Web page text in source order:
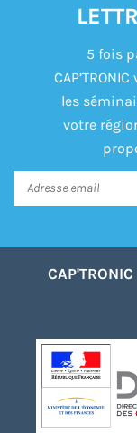
5 fois
les
votre
CAP'TRONIC